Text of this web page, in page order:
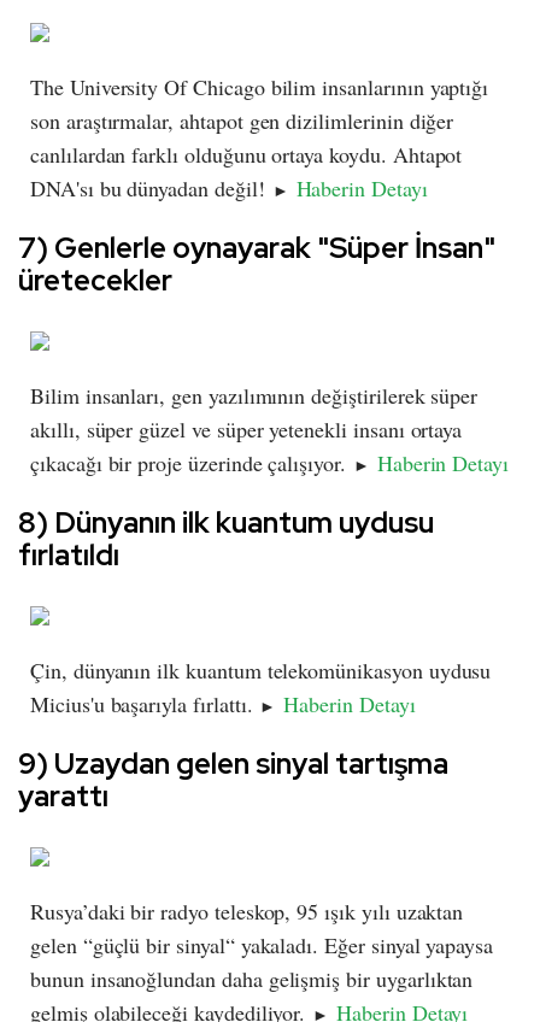
The University Of Chicago bilim insanlarının yaptığı
son araştırmalar, ahtapot gen dizilimlerinin diğer
canlılardan farklı olduğunu ortaya koydu. Ahtapot
DNA'sı bu dünyadan değil! ► Haberin Detayı
7) Genlerle oynayarak "Süper İnsan"
üretecekler
Bilim insanları, gen yazılımının değiştirilerek süper
akıllı, süper güzel ve süper yetenekli insanı ortaya
çıkacağı bir proje üzerinde çalışıyor. ► Haberin Detayı
8) Dünyanın ilk kuantum uydusu
fırlatıldı
Çin, dünyanın ilk kuantum telekomünikasyon uydusu
Micius'u başarıyla fırlattı. ► Haberin Detayı
9) Uzaydan gelen sinyal tartışma
yarattı
Rusya’daki bir radyo teleskop, 95 ışık yılı uzaktan
gelen “güçlü bir sinyal“ yakaladı. Eğer sinyal yapaysa
bunun insanoğlundan daha gelişmiş bir uygarlıktan
gelmiş olabileceği kaydediliyor. ► Haberin Detayı